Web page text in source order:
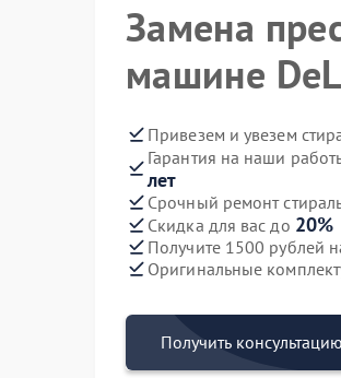
Замена
машине
Привезем и увезем
Гарантия на наши
лет
Срочный ремонт
Скидка для вас до 20%
Получите 1500 рублей
Оригинальные
Получить консультацию